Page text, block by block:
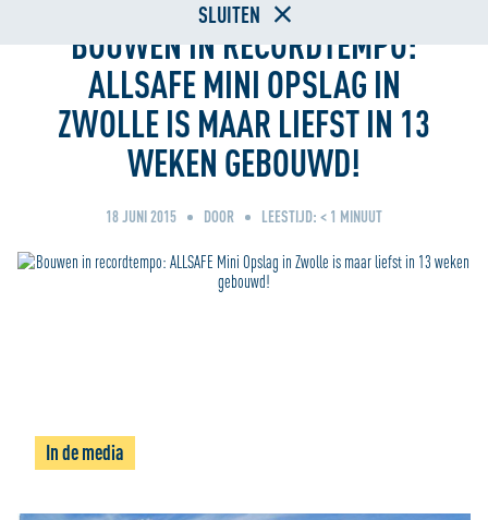
SLUITEN
BOUWEN IN RECORDTEMPO:
ALLSAFE MINI OPSLAG IN
ZWOLLE IS MAAR LIEFST IN 13
WEKEN GEBOUWD!
18 JUNI 2015 DOOR LEESTIJD: < 1 MINUUT
In de media